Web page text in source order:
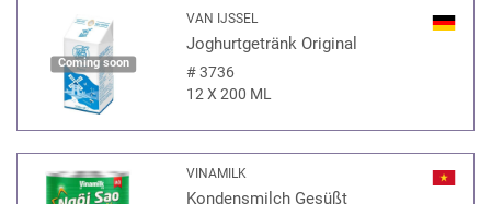
Coming soon
VAN IJSSEL
Joghurtgetränk Original
#3736
12 X 200 ML
VINAMILK
Kondensmilch Gesüßt